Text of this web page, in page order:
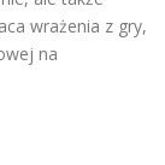
wrażenia z gry,
na